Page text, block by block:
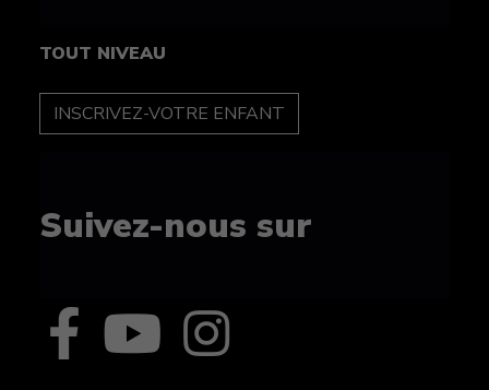
TOUT NIVEAU
INSCRIPTION
Suivez-nous sur